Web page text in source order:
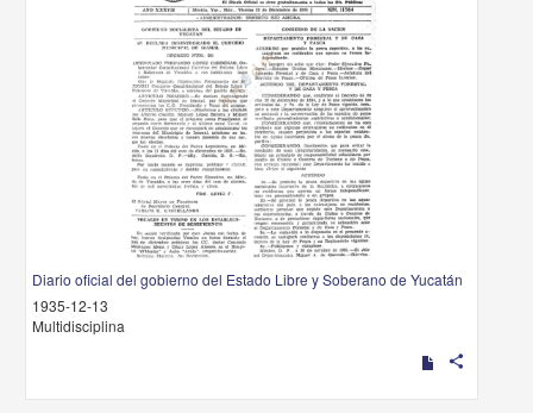
Diario oficial del gobierno del Estado Libre y Soberano de Yucatán
1935-12-13
Multidisciplina
share